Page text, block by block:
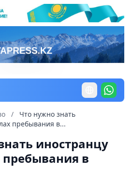
/
Что нужно знать
пребывания в...
иностранцу
в